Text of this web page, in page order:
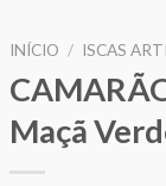
INÍCIO / ISCAS
Maçã